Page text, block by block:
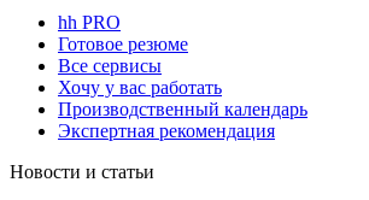
hh PRO
Готовое резюме
Все сервисы
Хочу у вас работать
Производственный календарь
Экспертная рекомендация
Новости и статьи